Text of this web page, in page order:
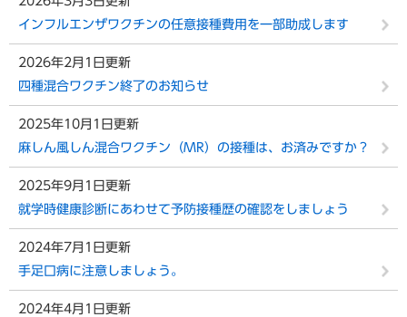
インフルエンザワクチンの任意接種費用を一部助成します
2026年2月1日更新
四種混合ワクチン終了のお知らせ
2025年10月1日更新
麻しん風しん混合ワクチン（MR）の接種は、お済みですか？
2025年9月1日更新
就学時健康診断にあわせて予防接種歴の確認をしましょう
2024年7月1日更新
手足口病に注意しましょう。
2024年4月1日更新